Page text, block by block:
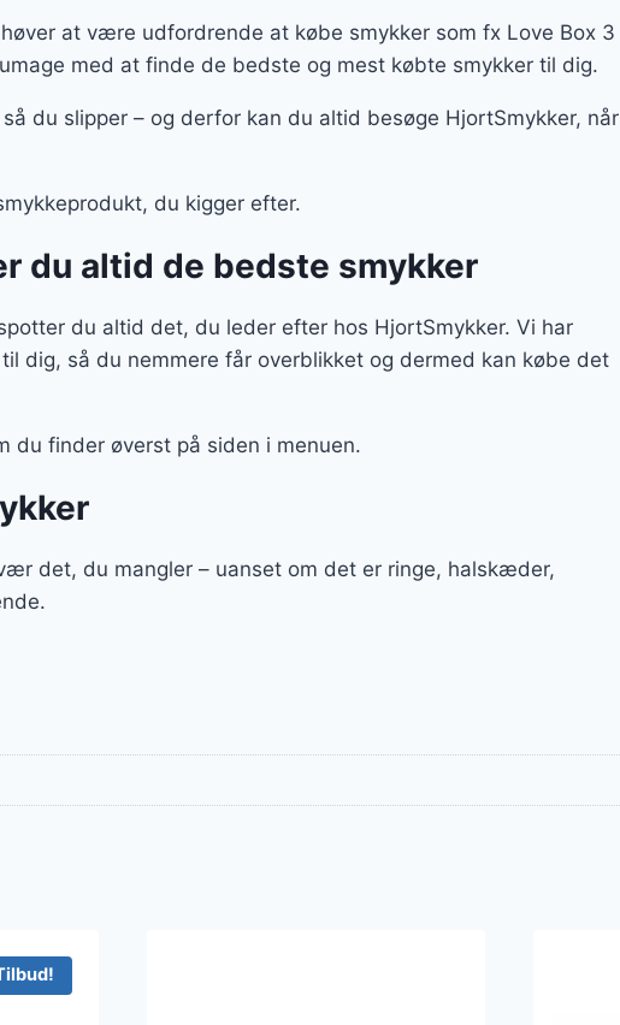
at være udfordrende at købe smykker som fx Love Box 3
med at finde de bedste og mest købte smykker til dig.
du slipper – og derfor kan du altid besøge HjortSmykker, når
du kigger efter.
du altid de bedste smykker
du altid det, du leder efter hos HjortSmykker. Vi har
dig, så du nemmere får overblikket og dermed kan købe det
du finder øverst på siden i menuen.
det, du mangler – uanset om det er ringe, halskæder,